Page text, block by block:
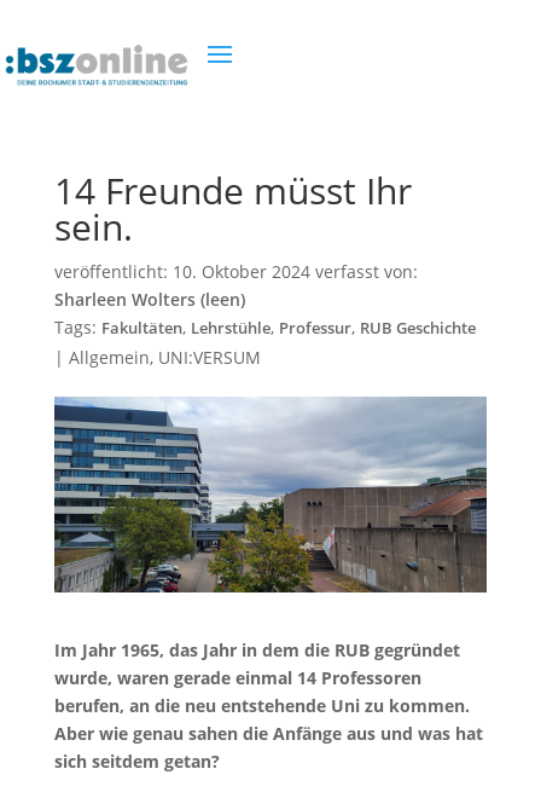
14 Freunde müsst Ihr
sein.
veröffentlicht: 10. Oktober 2024verfasst von:
Sharleen Wolters (leen)
Tags: Fakultäten, Lehrstühle, Professur, RUB Geschichte
| Allgemein, UNI:VERSUM
Im Jahr 1965, das Jahr in dem die RUB gegründet
wurde, waren gerade einmal 14 Professoren
berufen, an die neu entstehende Uni zu kommen.
Aber wie genau sahen die Anfänge aus und was hat
sich seitdem getan?